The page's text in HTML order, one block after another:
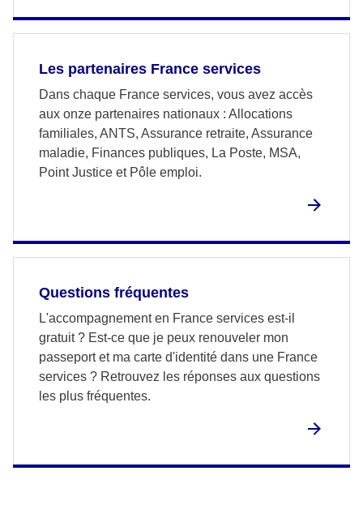
Les partenaires France services
Dans chaque France services, vous avez accès
aux onze partenaires nationaux : Allocations
familiales, ANTS, Assurance retraite, Assurance
maladie, Finances publiques, La Poste, MSA,
Point Justice et Pôle emploi.
Questions fréquentes
L'accompagnement en France services est-il
gratuit ? Est-ce que je peux renouveler mon
passeport et ma carte d'identité dans une France
services ? Retrouvez les réponses aux questions
les plus fréquentes.